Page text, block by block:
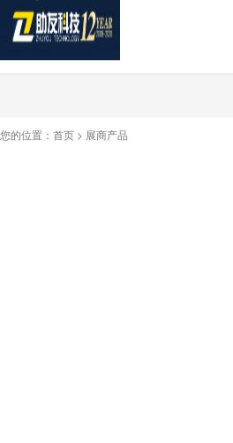
您的位置： 首页 > 展商产品